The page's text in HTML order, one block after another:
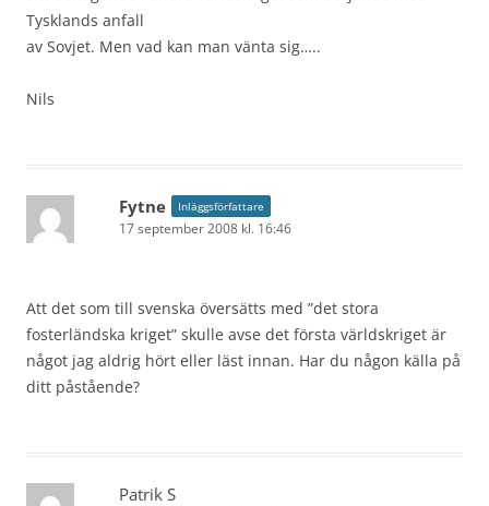
Tysklands anfall
av Sovjet. Men vad kan man vänta sig…..
Nils
Fytne Inläggsförfattare
17 september 2008 kl. 16:46
Att det som till svenska översätts med ”det stora
fosterländska kriget” skulle avse det första världskriget är
något jag aldrig hört eller läst innan. Har du någon källa på
ditt påstående?
Patrik S